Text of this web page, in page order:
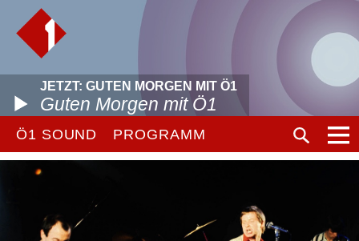
JETZT: GUTEN MORGEN MIT Ö1
Guten Morgen mit Ö1
Ö1 SOUND PROGRAMM